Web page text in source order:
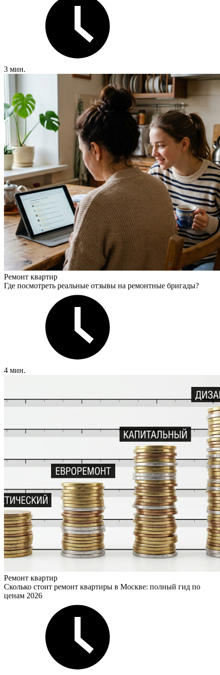
3 мин.
Ремонт квартир
Где посмотреть реальные отзывы на ремонтные бригады?
4 мин.
Ремонт квартир
Сколько стоит ремонт квартиры в Москве: полный гид по
ценам 2026